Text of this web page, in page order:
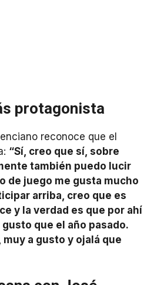
protagonista
reconoce que el
“Sí, creo que sí, sobre
también puedo lucir
de juego me gusta mucho
arriba, creo que es
y la verdad es que por ahí
que el año pasado.
a gusto y ojalá que